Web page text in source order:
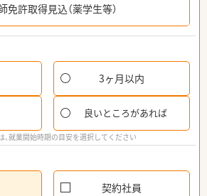
免許取得見込（薬学生等）
3ヶ月以内
良いところがあれば
就業開始時期の目安を選択してください
契約社員